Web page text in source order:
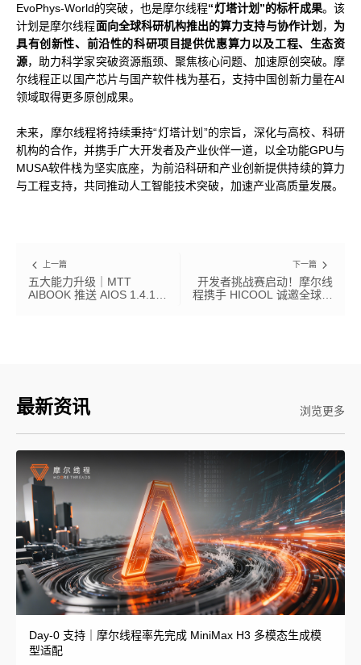
EvoPhys-World的突破，也是摩尔线程“灯塔计划”的标杆成果。该
计划是摩尔线程面向全球科研机构推出的算力支持与协作计划 ， 为
具有创新性、前沿性的科研项目提供优惠算力以及工程、生态资
源，助力科学家突破资源瓶颈、聚焦核心问题、加速原创突破。摩
尔线程正以国产芯片与国产软件栈为基石，支持中国创新力量在AI
领域取得更多原创成果。
未来，摩尔线程将持续秉持“灯塔计划”的宗旨，深化与高校、科研
机构的合作，并携手广大开发者及产业伙伴一道，以全功能GPU与
MUSA软件栈为坚实底座，为前沿科研和产业创新提供持续的算力
与工程支持，共同推动人工智能技术突破，加速产业高质量发展。
上一篇
五大能力升级｜MTT
AIBOOK 推送 AIOS 1.4.1
下一篇
开发者挑战赛启动！摩尔线
程携手 HICOOL 诚邀全球极
最新资讯 浏览更多
Day-0 支持｜摩尔线程率先完成 MiniMax H3 多模态生成模
型适配